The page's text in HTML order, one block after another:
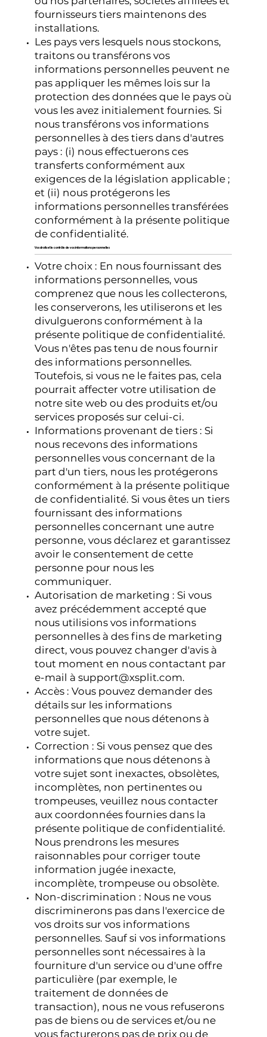
fournisseurs tiers maintenons des
installations.
Les pays vers lesquels nous stockons,
traitons ou transférons vos
informations personnelles peuvent ne
pas appliquer les mêmes lois sur la
protection des données que le pays où
vous les avez initialement fournies. Si
nous transférons vos informations
personnelles à des tiers dans d'autres
pays : (i) nous effectuerons ces
transferts conformément aux
exigences de la législation applicable ;
et (ii) nous protégerons les
informations personnelles transférées
conformément à la présente politique
de confidentialité.
Vos droits et le contrôle de vos informations personnelles
Votre choix : En nous fournissant des
informations personnelles, vous
comprenez que nous les collecterons,
les conserverons, les utiliserons et les
divulguerons conformément à la
présente politique de confidentialité.
Vous n'êtes pas tenu de nous fournir
des informations personnelles.
Toutefois, si vous ne le faites pas, cela
pourrait affecter votre utilisation de
notre site web ou des produits et/ou
services proposés sur celui-ci.
Informations provenant de tiers : Si
nous recevons des informations
personnelles vous concernant de la
part d'un tiers, nous les protégerons
conformément à la présente politique
de confidentialité. Si vous êtes un tiers
fournissant des informations
personnelles concernant une autre
personne, vous déclarez et garantissez
avoir le consentement de cette
personne pour nous les
communiquer.
Autorisation de marketing : Si vous
avez précédemment accepté que
nous utilisions vos informations
personnelles à des fins de marketing
direct, vous pouvez changer d'avis à
tout moment en nous contactant par
e-mail àsupport@xsplit.com.
Accès : Vous pouvez demander des
détails sur les informations
personnelles que nous détenons à
votre sujet.
Correction : Si vous pensez que des
informations que nous détenons à
votre sujet sont inexactes, obsolètes,
incomplètes, non pertinentes ou
trompeuses, veuillez nous contacter
aux coordonnées fournies dans la
présente politique de confidentialité.
Nous prendrons les mesures
raisonnables pour corriger toute
information jugée inexacte,
incomplète, trompeuse ou obsolète.
Non-discrimination : Nous ne vous
discriminerons pas dans l'exercice de
vos droits sur vos informations
personnelles. Sauf si vos informations
personnelles sont nécessaires à la
fourniture d'un service ou d'une offre
particulière (par exemple, le
traitement de données de
transaction), nous ne vous refuserons
pas de biens ou de services et/ou ne
vous facturerons pas de prix ou de